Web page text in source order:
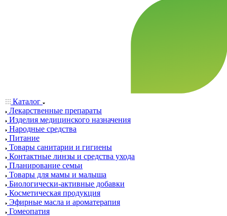
Каталог
Лекарственные препараты
Изделия медицинского назначения
Народные средства
Питание
Товары санитарии и гигиены
Контактные линзы и средства ухода
Планирование семьи
Товары для мамы и малыша
Биологически-активные добавки
Косметическая продукция
Эфирные масла и ароматерапия
Гомеопатия